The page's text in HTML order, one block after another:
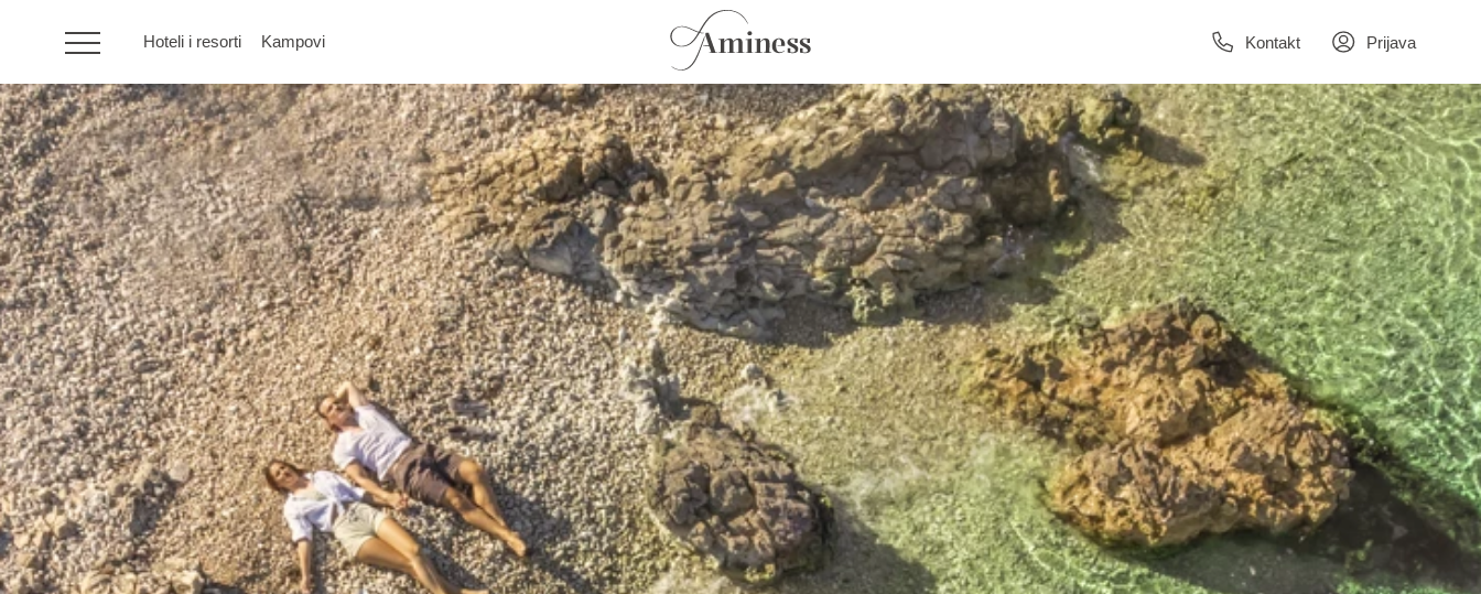
Hoteli i resorti Kampovi Kontakt Prijava
HR
Hoteli i resorti
Kampovi
Posebne ponude
Destinacije
Interesi
Brandovi
Ami Loyalty program
Blogovi